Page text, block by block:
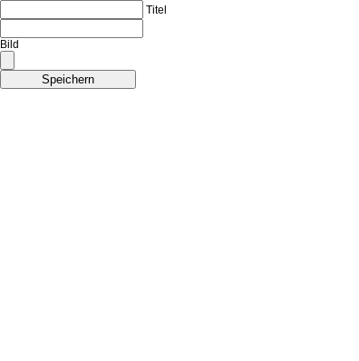
Titel
Bild